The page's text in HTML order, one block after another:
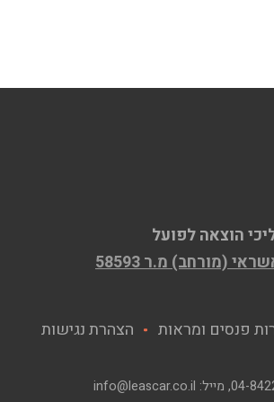
הוצאה לפועל
פנסים ומראות
הצהרת נגישות
04-, מייל: info@leascar.co.il